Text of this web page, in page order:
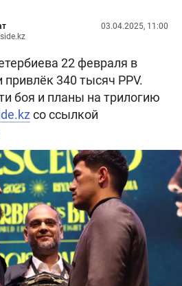
03.04.2025, 11:00
22 февраля в
340 тысяч PPV.
боя и планы на трилогию
со ссылкой